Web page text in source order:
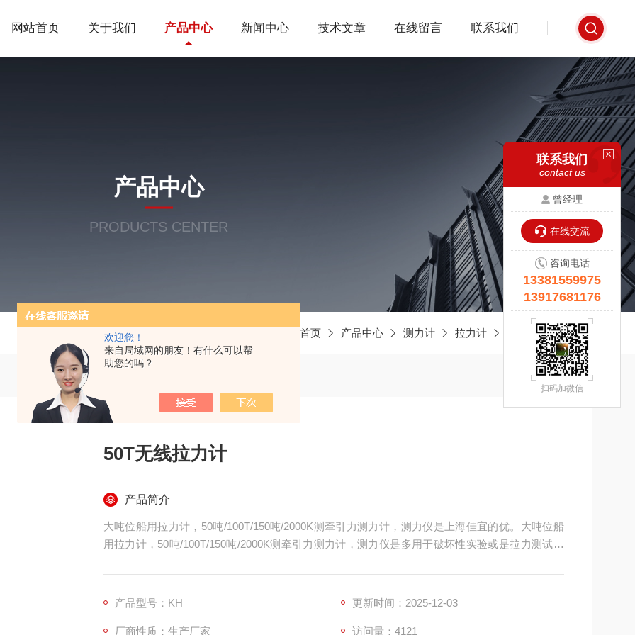
欢迎您！
来自局域网的朋友！有什么可以帮
助您的吗？
网站首页 关于我们 产品中心 新闻中心 技术文章 在线留言 联系我们
产品中心
PRODUCTS CENTER
首页 产品中心 测力计 拉力计 KH50T无线拉力计
50T无线拉力计
产品简介
大吨位船用拉力计，50吨/100T/150吨/2000K测牵引力测力计，测力仪是上海佳宜的优。大吨位船
用拉力计，50吨/100T/150吨/2000K测牵引力测力计，测力仪是多用于破坏性实验或是拉力测试场
产品型号：KH 更新时间：2025-12-03
厂商性质：生产厂家 访问量：4121
联系我们
contact us
曾经理
在线交流
咨询电话
13381559975
13917681176
扫码加微信